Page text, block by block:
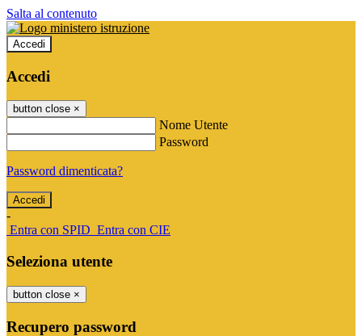
Salta al contenuto
Accedi
Accedi
button close ×
Nome Utente
Password
Password dimenticata?
-
Entra con SPID Entra con CIE
Seleziona utente
button close ×
Recupero password